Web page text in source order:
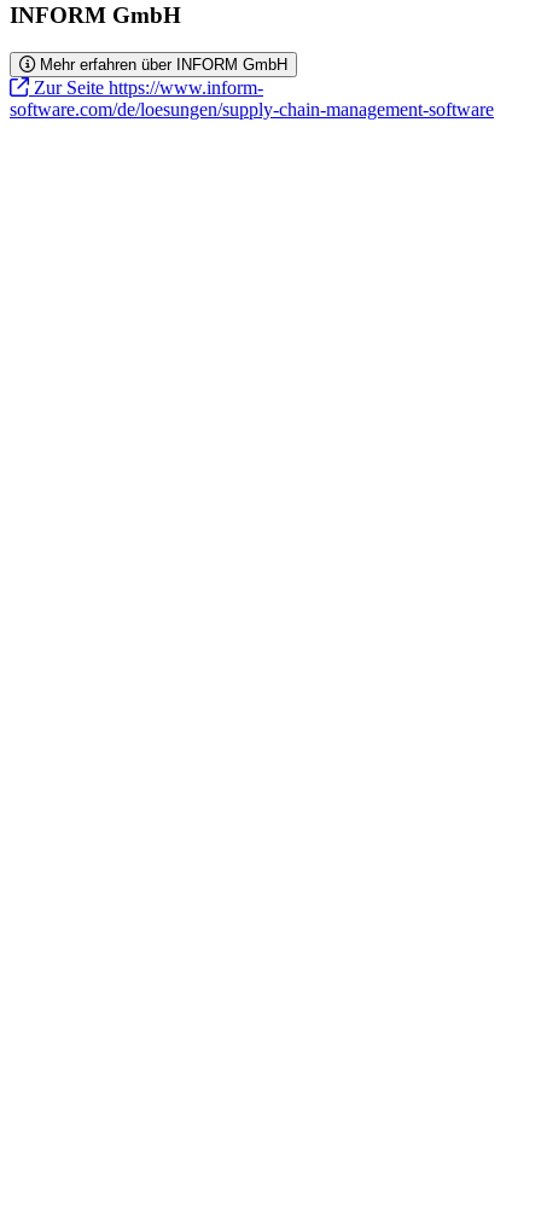
INFORM GmbH
Mehr erfahren über INFORM GmbH
Zur Seite https://www.inform-
software.com/de/loesungen/supply-chain-management-software